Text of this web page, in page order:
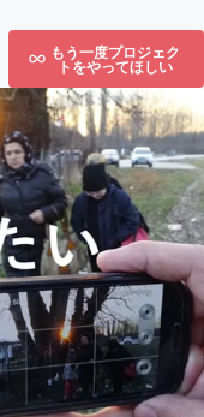
もう一度プロジェク
トをやってほしい